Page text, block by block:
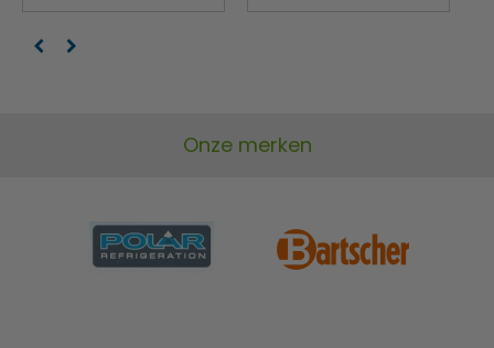
Onze merken